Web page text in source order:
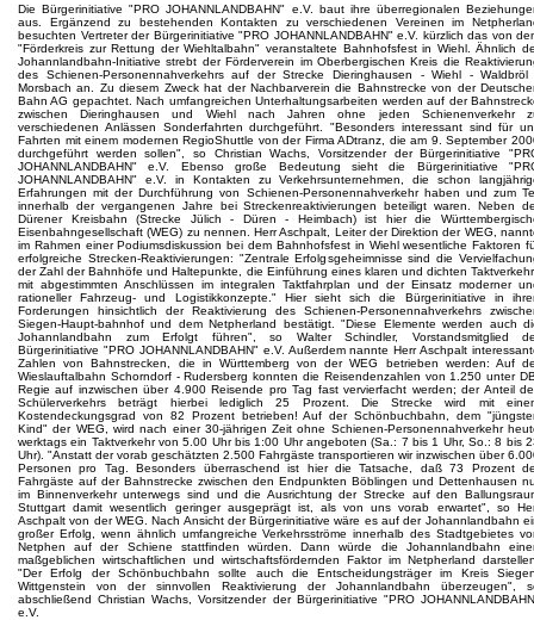
Die Bürgerinitiative "PRO JOHANNLANDBAHN" e.V. baut ihre überregionalen
aus. Ergänzend zu bestehenden Kontakten zu verschiedenen Vereinen im
besuchten Vertreter der Bürgerinitiative "PRO JOHANNLANDBAHN" e.V. kürzlich das von
"Förderkreis zur Rettung der Wiehltalbahn" veranstaltete Bahnhofsfest in Wiehl. Ähnlich
Johannlandbahn-Initiative strebt der Förderverein im Oberbergischen Kreis die
des Schienen-Personennahverkehrs auf der Strecke Dieringhausen - Wiehl - Waldbröl
Morsbach an. Zu diesem Zweck hat der Nachbarverein die Bahnstrecke von der
Bahn AG gepachtet. Nach umfangreichen Unterhaltungsarbeiten werden auf der
zwischen Dieringhausen und Wiehl nach Jahren ohne jeden Schienenverkehr
verschiedenen Anlässen Sonderfahrten durchgeführt. "Besonders interessant sind für
Fahrten mit einem modernen RegioShuttle von der Firma ADtranz, die am 9. September
durchgeführt werden sollen", so Christian Wachs, Vorsitzender der Bürgerinitiative
JOHANNLANDBAHN" e.V. Ebenso große Bedeutung sieht die Bürgerinitiative
JOHANNLANDBAHN" e.V. in Kontakten zu Verkehrsunternehmen, die schon
Erfahrungen mit der Durchführung von Schienen-Personennahverkehr haben und zum
innerhalb der vergangenen Jahre bei Streckenreaktivierungen beteiligt waren. Neben
Dürener Kreisbahn (Strecke Jülich - Düren - Heimbach) ist hier die
Eisenbahngesellschaft (WEG) zu nennen. Herr Aschpalt, Leiter der Direktion der WEG,
im Rahmen einer Podiumsdiskussion bei dem Bahnhofsfest in Wiehl wesentliche Faktoren
erfolgreiche Strecken-Reaktivierungen: "Zentrale Erfolgsgeheimnisse sind die
der Zahl der Bahnhöfe und Haltepunkte, die Einführung eines klaren und dichten
mit abgestimmten Anschlüssen im integralen Taktfahrplan und der Einsatz moderner
rationeller Fahrzeug- und Logistikkonzepte." Hier sieht sich die Bürgerinitiative in
Forderungen hinsichtlich der Reaktivierung des Schienen-Personennahverkehrs
Siegen-Haupt-bahnhof und dem Netpherland bestätigt. "Diese Elemente werden auch
Johannlandbahn zum Erfolgt führen", so Walter Schindler, Vorstandsmitglied
Bürgerinitiative "PRO JOHANNLANDBAHN" e.V. Außerdem nannte Herr Aschpalt
Zahlen von Bahnstrecken, die in Württemberg von der WEG betrieben werden: Auf
Wieslauftalbahn Schorndorf - Rudersberg konnten die Reisendenzahlen von 1.250 unter
Regie auf inzwischen über 4.900 Reisende pro Tag fast vervierfacht werden; der Anteil
Schülerverkehrs beträgt hierbei lediglich 25 Prozent. Die Strecke wird mit
Kostendeckungsgrad von 82 Prozent betrieben! Auf der Schönbuchbahn, dem
Kind" der WEG, wird nach einer 30-jährigen Zeit ohne Schienen-Personennahverkehr
werktags ein Taktverkehr von 5.00 Uhr bis 1:00 Uhr angeboten (Sa.: 7 bis 1 Uhr, So.: 8 bis
Uhr). "Anstatt der vorab geschätzten 2.500 Fahrgäste transportieren wir inzwischen über
Personen pro Tag. Besonders überraschend ist hier die Tatsache, daß 73 Prozent
Fahrgäste auf der Bahnstrecke zwischen den Endpunkten Böblingen und Dettenhausen
im Binnenverkehr unterwegs sind und die Ausrichtung der Strecke auf den
Stuttgart damit wesentlich geringer ausgeprägt ist, als von uns vorab erwartet", so
Aschpalt von der WEG. Nach Ansicht der Bürgerinitiative wäre es auf der Johannlandbahn
großer Erfolg, wenn ähnlich umfangreiche Verkehrsströme innerhalb des Stadtgebietes
Netphen auf der Schiene stattfinden würden. Dann würde die Johannlandbahn
maßgeblichen wirtschaftlichen und wirtschaftsfördernden Faktor im Netpherland
"Der Erfolg der Schönbuchbahn sollte auch die Entscheidungsträger im Kreis
Wittgenstein von der sinnvollen Reaktivierung der Johannlandbahn überzeugen",
abschließend Christian Wachs, Vorsitzender der Bürgerinitiative "PRO
e.V.